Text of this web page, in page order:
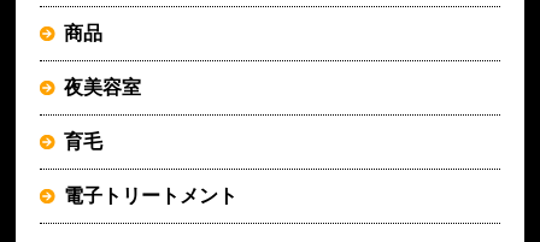
商品
夜美容室
育毛
電子トリートメント